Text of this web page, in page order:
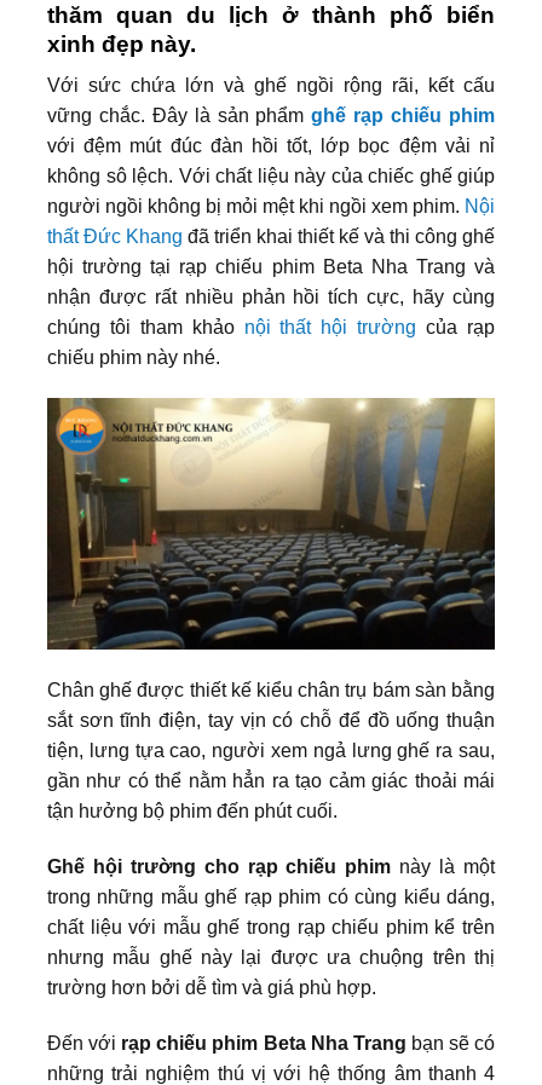
thăm quan du lịch ở thành phố biển
xinh đẹp này.
Với sức chứa lớn và ghế ngồi rộng rãi, kết cấu
vững chắc. Đây là sản phẩmghế rạp chiếu phim
với đệm mút đúc đàn hồi tốt, lớp bọc đệm vải nỉ
không sô lệch. Với chất liệu này của chiếc ghế giúp
người ngồi không bị mỏi mệt khi ngồi xem phim. Nội
thất Đức Khang đã triển khai thiết kế và thi công ghế
hội trường tại rạp chiếu phim Beta Nha Trang và
nhận được rất nhiều phản hồi tích cực, hãy cùng
chúng tôi tham khảo nội thất hội trường của rạp
chiếu phim này nhé.
Chân ghế được thiết kế kiểu chân trụ bám sàn bằng
sắt sơn tĩnh điện, tay vịn có chỗ để đồ uống thuận
tiện, lưng tựa cao, người xem ngả lưng ghế ra sau,
gần như có thể nằm hẳn ra tạo cảm giác thoải mái
tận hưởng bộ phim đến phút cuối.
Ghế hội trường cho rạp chiếu phim này là một
trong những mẫu ghế rạp phim có cùng kiểu dáng,
chất liệu với mẫu ghế trong rạp chiếu phim kể trên
nhưng mẫu ghế này lại được ưa chuộng trên thị
trường hơn bởi dễ tìm và giá phù hợp.
Đến với rạp chiếu phim Beta Nha Trang bạn sẽ có
những trải nghiệm thú vị với hệ thống âm thanh 4